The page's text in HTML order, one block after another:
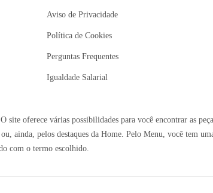
Aviso de Privacidade
Política de Cookies
Perguntas Frequentes
Igualdade Salarial
oferece várias possibilidades para você encontrar as
ainda, pelos destaques da Home. Pelo Menu, você tem
com o termo escolhido.